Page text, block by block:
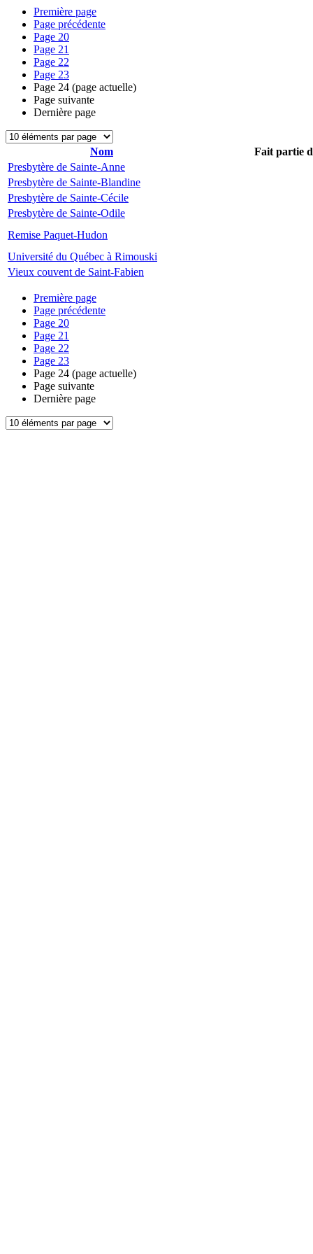
Première page
Page précédente
Page 20
Page 21
Page 22
Page 23
Page 24 (page actuelle)
Page suivante
Dernière page
Nom
Fait partie
Presbytère de Sainte-Anne
Presbytère de Sainte-Blandine
Presbytère de Sainte-Cécile
Presbytère de Sainte-Odile
Remise Paquet-Hudon
Université du Québec à Rimouski
Vieux couvent de Saint-Fabien
Première page
Page précédente
Page 20
Page 21
Page 22
Page 23
Page 24 (page actuelle)
Page suivante
Dernière page